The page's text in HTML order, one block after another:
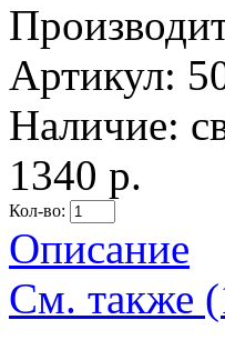
Артикул:
Наличие:
1340 р.
Кол-во:
Описание
См. также